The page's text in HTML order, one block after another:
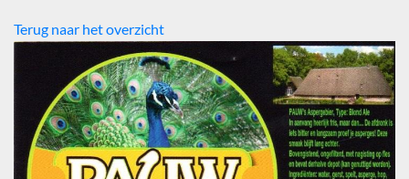
Terug naar het overzicht